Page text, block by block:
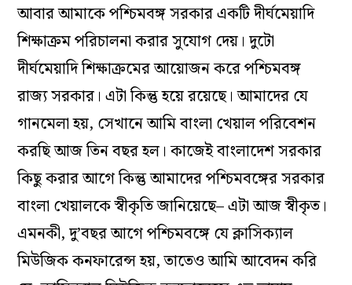
আবার আমাকে পশ্চিমবঙ্গ সরকার একটি দীর্ঘমেয়াদি
শিক্ষাক্রম পরিচালনা করার সুযোগ দেয়। দুটো
দীর্ঘমেয়াদি শিক্ষাক্রমের আয়োজন করে পশ্চিমবঙ্গ
রাজ্য সরকার। এটা কিন্তু হয়ে রয়েছে। আমাদের যে
গানমেলা হয়, সেখানে আমি বাংলা খেয়াল পরিবেশন
করছি আজ তিন বছর হল। কাজেই বাংলাদেশ সরকার
কিছু করার আগে কিন্তু আমাদের পশ্চিমবঙ্গের সরকার
বাংলা খেয়ালকে স্বীকৃতি জানিয়েছে– এটা আজ স্বীকৃত।
এমনকী, দু’বছর আগে পশ্চিমবঙ্গে যে ক্লাসিক্যাল
মিউজিক কনফারেন্স হয়, তাতেও আমি আবেদন করি